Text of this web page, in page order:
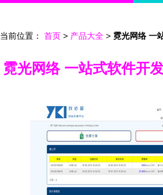
当前位置： 首页 > 产品大全 > 霓光网络 一
霓光网络 一站式软件开